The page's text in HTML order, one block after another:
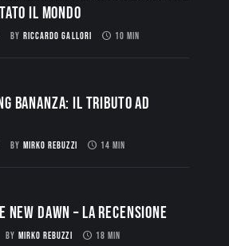
il mondo
BY RICCARDO GALLORI 10 MIN
Bananza: Il Tributo ad
BY MIRKO REBUZZI 14 MIN
NEW DAWN – La Recensione
BY MIRKO REBUZZI 18 MIN